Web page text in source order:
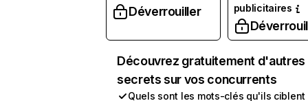
Déverrouiller
publicitaires
Découvrez gratuitement d'autres
secrets sur vos concurrents
Quels sont les mots-clés qu'ils ciblent